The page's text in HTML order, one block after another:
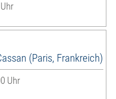
(Paris, Frankreich)
Uhr